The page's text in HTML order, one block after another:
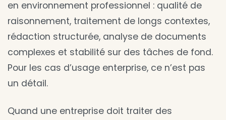
en environnement professionnel : qualité de
raisonnement, traitement de longs contextes,
rédaction structurée, analyse de documents
complexes et stabilité sur des tâches de fond.
Pour les cas d’usage enterprise, ce n’est pas
un détail.
Quand une entreprise doit traiter des